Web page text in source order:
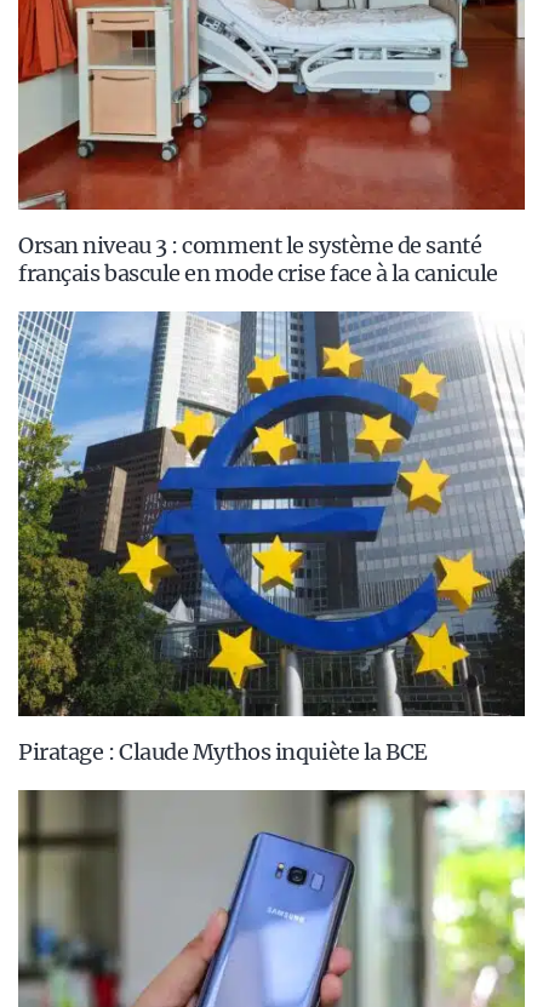
Orsan niveau 3 : comment le système de santé
français bascule en mode crise face à la canicule
Piratage : Claude Mythos inquiète la BCE